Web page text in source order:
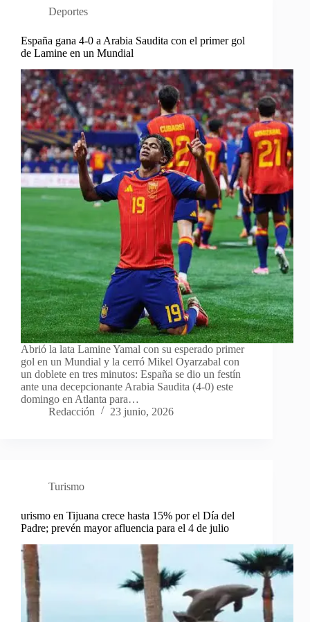
Deportes
España gana 4-0 a Arabia Saudita con el primer gol
de Lamine en un Mundial
Abrió la lata Lamine Yamal con su esperado primer
gol en un Mundial y la cerró Mikel Oyarzabal con
un doblete en tres minutos: España se dio un festín
ante una decepcionante Arabia Saudita (4-0) este
domingo en Atlanta para…
Redacción
23 junio, 2026
Turismo
urismo en Tijuana crece hasta 15% por el Día del
Padre; prevén mayor afluencia para el 4 de julio